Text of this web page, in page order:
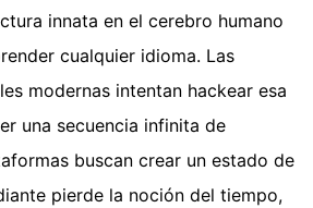
innata en el cerebro humano
cualquier idioma. Las
modernas intentan hackear esa
una secuencia infinita de
buscan crear un estado de
pierde la noción del tiempo,